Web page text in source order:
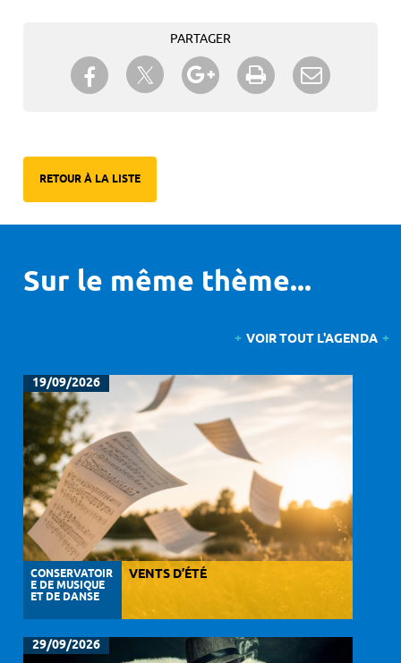
PARTAGER
Partager sur Facebook
Partager sur TwitterPartager sur Google+
Imprimer
RETOUR À LA LISTE
Sur le même thème...
VOIR TOUT L'AGENDA
19/09/2026
CONSERVATOIR
E DE MUSIQUE
ET DE DANSE
VENTS D’ÉTÉ
29/09/2026